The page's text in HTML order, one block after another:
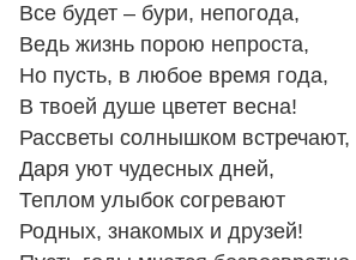
Все будет – бури, непогода,
Ведь жизнь порою непроста,
Но пусть, в любое время года,
В твоей душе цветет весна!
Рассветы солнышком встречают,
Даря уют чудесных дней,
Теплом улыбок согревают
Родных, знакомых и друзей!